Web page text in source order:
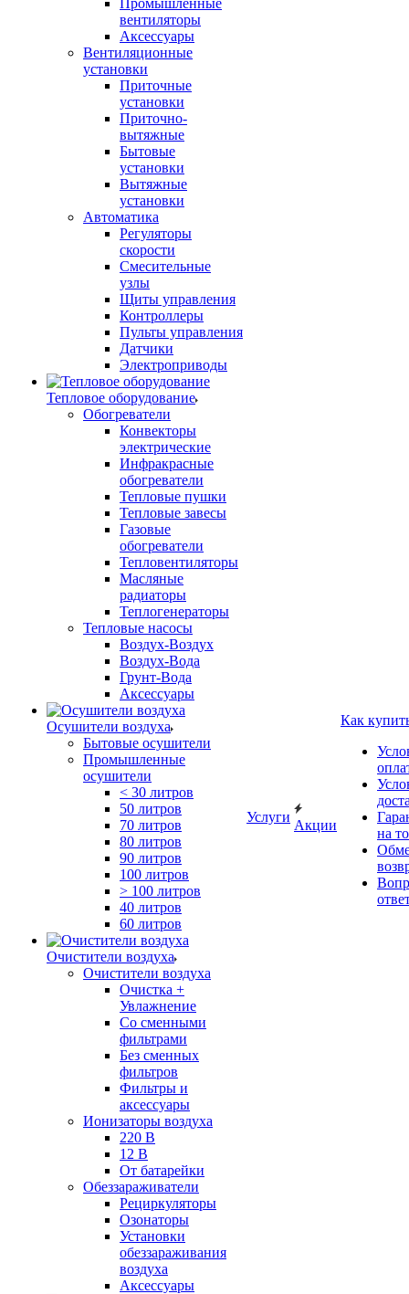
Промышленные
вентиляторы
Аксессуары
Вентиляционные
установки
Приточные
установки
Приточно-
вытяжные
Бытовые
установки
Вытяжные
установки
Автоматика
Регуляторы
скорости
Смесительные
узлы
Щиты управления
Контроллеры
Пульты управления
Датчики
Электроприводы
Тепловое оборудование
Обогреватели
Конвекторы
электрические
Инфракрасные
обогреватели
Тепловые пушки
Тепловые завесы
Газовые
обогреватели
Тепловентиляторы
Масляные
радиаторы
Теплогенераторы
Тепловые насосы
Воздух-Воздух
Воздух-Вода
Грунт-Вода
Аксессуары
Осушители воздуха
Бытовые осушители
Промышленные
осушители
< 30 литров
50 литров
70 литров
80 литров
90 литров
100 литров
> 100 литров
40 литров
60 литров
Очистители воздуха
Очистители воздуха
Очистка +
Увлажнение
Cо сменными
фильтрами
Без сменных
фильтров
Фильтры и
аксессуары
Ионизаторы воздуха
220 В
12 В
От батарейки
Обеззараживатели
Рециркуляторы
Озонаторы
Установки
обеззараживания
воздуха
Аксессуары
Услуги
Акции
Как
на